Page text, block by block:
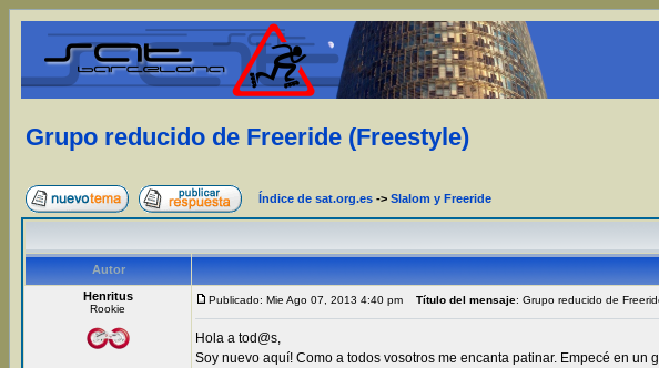
Grupo reducido de Freeride (Freestyle)
Índice de sat.org.es -> Slalom y Freeride
Autor
Henritus
Rookie
Publicado: Mie Ago 07, 2013 4:40 pm Título del mensaje: Grupo reducido de
Hola a tod@s,
Soy nuevo aquí! Como a todos vosotros me encanta patinar. Empecé en